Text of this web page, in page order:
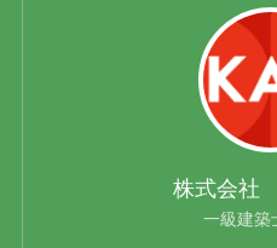
株式会社
一級建築